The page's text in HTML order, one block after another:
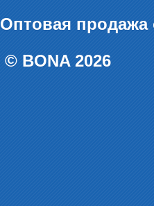
Оптовая продажа
© BONA 2026